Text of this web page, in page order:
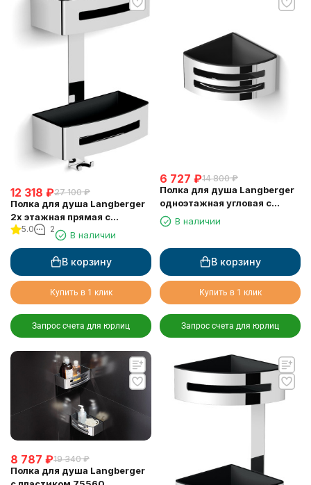
12 318 ₽27 100 ₽
Полка для душа Langberger
2х этажная прямая с
пластиком 75762
5.0 2
В наличии
В корзину
Купить в 1 клик
Запрос счета для юрлиц
6 727 ₽14 800 ₽
Полка для душа Langberger
одноэтажная угловая с
пластиком 75660
В наличии
В корзину
Купить в 1 клик
Запрос счета для юрлиц
8 787 ₽19 340 ₽
Полка для душа Langberger